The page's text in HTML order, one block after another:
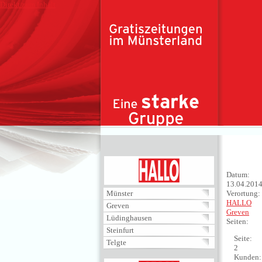
Direkt zum Inhalt
Münster
Greven
Lüdinghausen
Steinfurt
Telgte
Datum:
13.04.2014
Verortung:
HALLO
Greven
Seiten:
Seite:
2
Kunden: